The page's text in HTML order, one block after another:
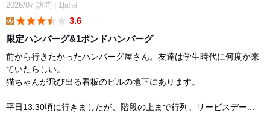
2026/07 訪問 1回目
3.6
限定ハンバーグ&1ポンドハンバーグ
前から行きたかったハンバーグ屋さん。友達は学生時代に何度か来
ていたらしい。
猫ちゃんが飛び出る看板のビルの地下にあります。
平日13:30頃に行きましたが、階段の上まで行列。サービスデー...